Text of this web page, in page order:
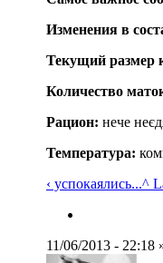
Изменения в
Текущий размер
Количество
Рацион: нече
Температура:
‹ успокаялись...^
11/06/2013 - 22:18